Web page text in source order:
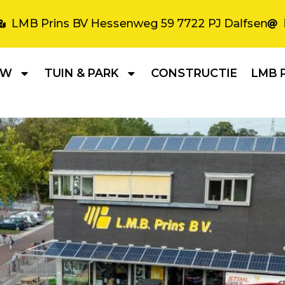
LMB Prins BV Hessenweg 59 7722 PJ Dalfsen
TUIN & PARK CONSTRUCTIE LMB